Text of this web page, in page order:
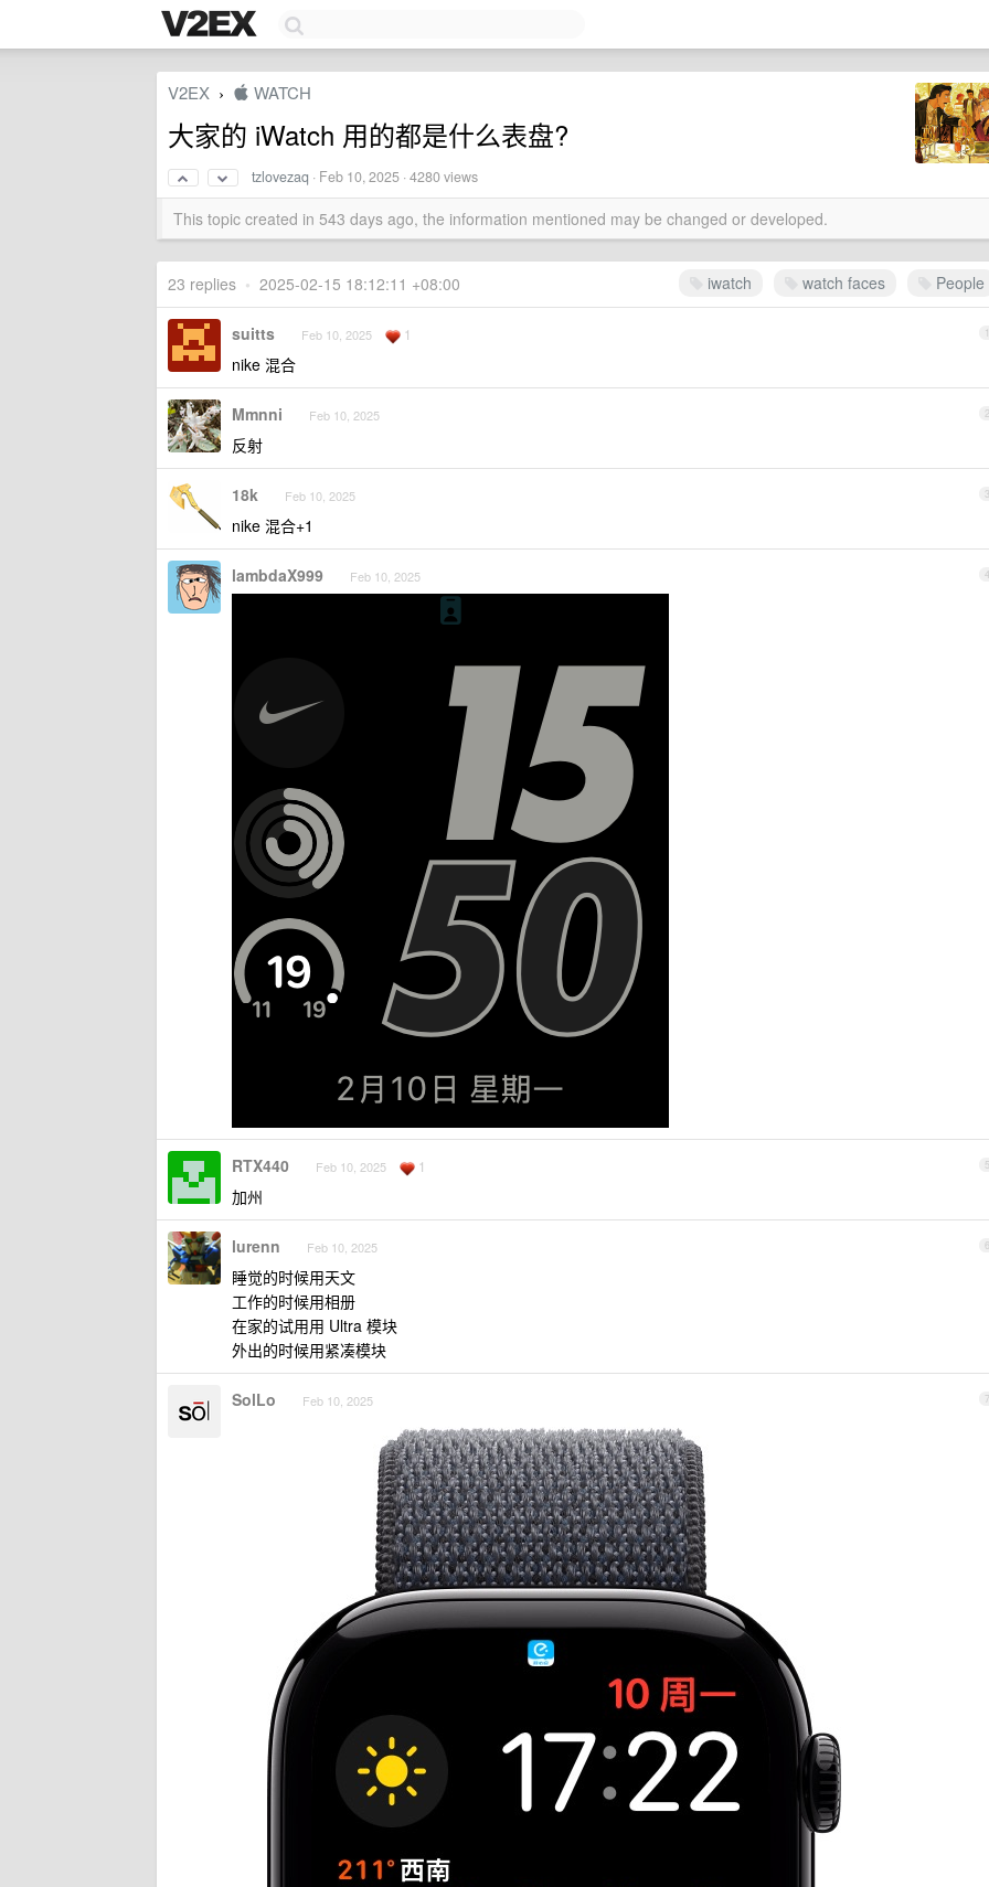
V2EX ›  WATCH
大家的 iWatch 用的都是什么表盘?
tzlovezaq · Feb 10, 2025 · 4280 views
This topic created in 543 days ago, the information mentioned may be changed or developed.
iwatch watch faces People
23 replies • 2025-02-15 18:12:11 +08:00
1
suitts Feb 10, 2025 1
nike 混合
2
Mmnni Feb 10, 2025
反射
3
18k Feb 10, 2025
nike 混合+1
4
lambdaX999 Feb 10, 2025
5
RTX440 Feb 10, 2025 1
加州
6
lurenn Feb 10, 2025
睡觉的时候用天文
工作的时候用相册
在家的试用用 Ultra 模块
外出的时候用紧凑模块
7
SolLo Feb 10, 2025